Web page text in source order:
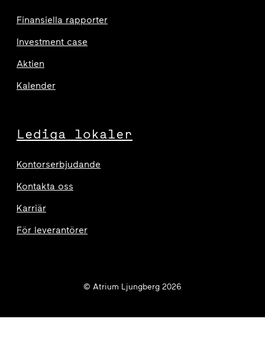
Finansiella rapporter
Investment case
Aktien
Kalender
Lediga lokaler
Kontorserbjudande
Kontakta oss
Karriär
För leverantörer
© Atrium Ljungberg 2026